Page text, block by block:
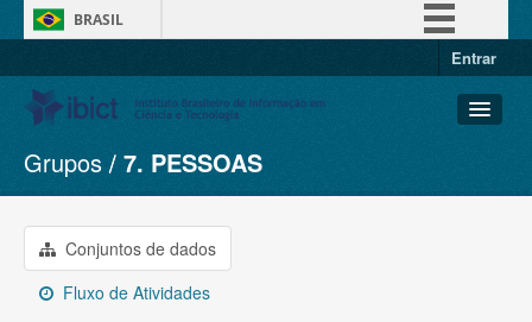
BRASIL
Entrar
Conjuntos de dados
Organizações
Grupos
Sobre
Grupos 7. PESSOAS
Conjuntos de dados
Fluxo de Atividades